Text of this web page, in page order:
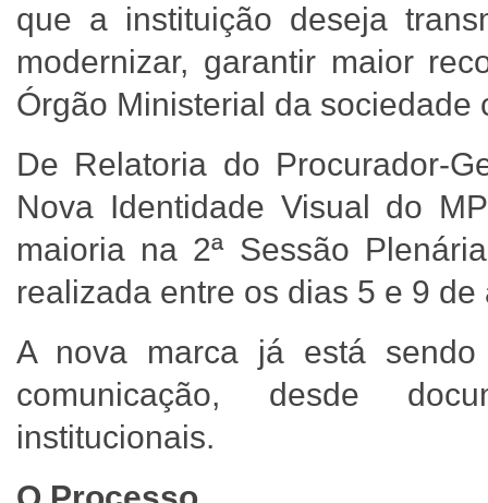
que a instituição deseja
modernizar, garantir maior
Órgão Ministerial da sociedade
De Relatoria do Procurador-
Nova Identidade Visual do
maioria na 2ª Sessão
realizada entre os dias 5 e 9
A nova marca já está
comunicação, desde
institucionais.